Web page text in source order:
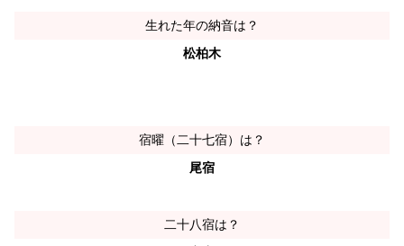
生れた年の納音は？
松柏木
宿曜（二十七宿）は？
尾宿
二十八宿は？